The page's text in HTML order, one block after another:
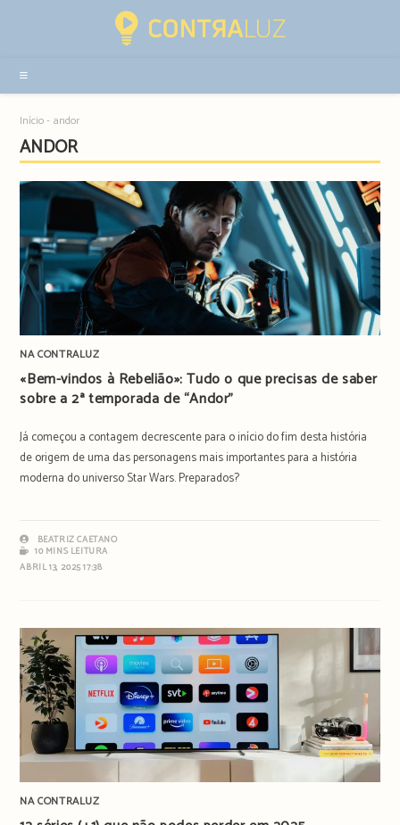
sidebar
Início- andor
ANDOR
NA CONTRALUZ
«Bem-vindos à Rebelião»: Tudo o que precisas de saber
sobre a 2ª temporada de “Andor”
Já começou a contagem decrescente para o início do fim desta história
de origem de uma das personagens mais importantes para a história
moderna do universo Star Wars. Preparados?
BEATRIZ CAETANO
10 MINS LEITURA
ABRIL 13, 2025 17:38
NA CONTRALUZ